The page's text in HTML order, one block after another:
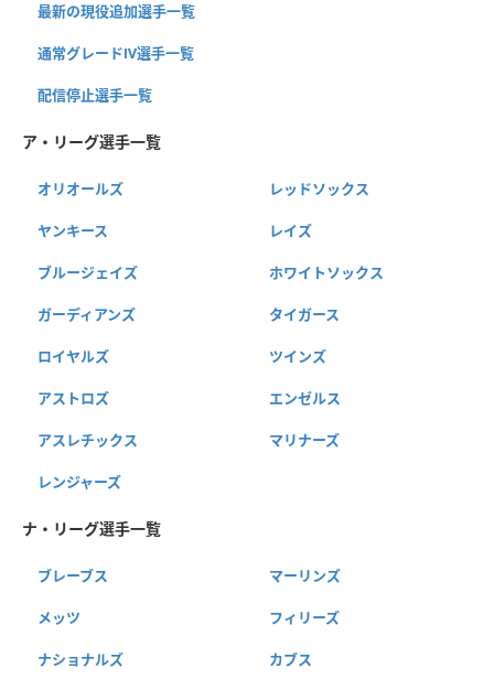
最新の現役追加選手一覧
通常グレードⅣ選手一覧
配信停止選手一覧
ア・リーグ選手一覧
オリオールズ レッドソックス
ヤンキース レイズ
ブルージェイズ ホワイトソックス
ガーディアンズ タイガース
ロイヤルズ ツインズ
アストロズ エンゼルス
アスレチックス マリナーズ
レンジャーズ
ナ・リーグ選手一覧
ブレーブス マーリンズ
メッツ フィリーズ
ナショナルズ カブス